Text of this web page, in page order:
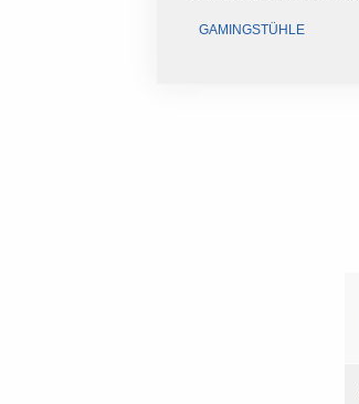
GAMINGSTÜHLE